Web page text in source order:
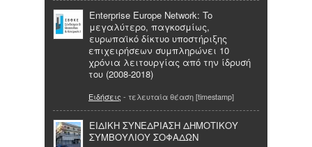
Enterprise Europe Network: To
μεγαλύτερο, παγκοσμίως,
ευρωπαϊκό δίκτυο υποστήριξης
επιχειρήσεων συμπληρώνει 10
χρόνια λειτουργίας από την ίδρυσή
του (2008-2018)
Ειδήσεις - τελευταία θέαση [timestamp]
ΕΙΔΙΚΗ ΣΥΝΕΔΡΙΑΣΗ ΔΗΜΟΤΙΚΟΥ
ΣΥΜΒΟΥΛΙΟΥ ΣΟΦΑΔΩΝ